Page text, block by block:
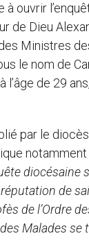
à ouvrir
de Dieu
Ministres
le nom de
l’âge de 29
par le
notamment
diocésaine
de
de l’Ordre
Malades se